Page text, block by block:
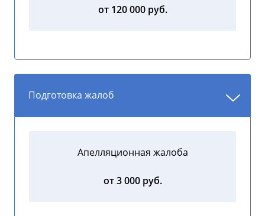
от 120 000 руб.
Подготовка жалоб
Апелляционная жалоба
от 3 000 руб.